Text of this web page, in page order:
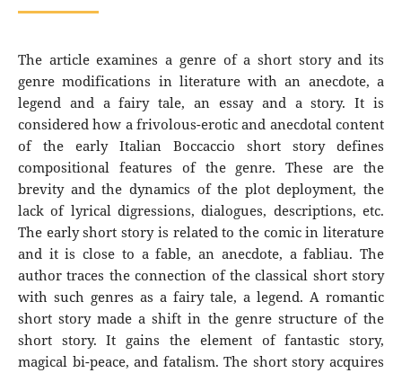
The article examines a genre of a short story and its
genre modifications in literature with an anecdote, a
legend and a fairy tale, an essay and a story. It is
considered how a frivolous-erotic and anecdotal content
of the early Italian Boccaccio short story defines
compositional features of the genre. These are the
brevity and the dynamics of the plot deployment, the
lack of lyrical digressions, dialogues, descriptions, etc.
The early short story is related to the comic in literature
and it is close to a fable, an anecdote, a fabliau. The
author traces the connection of the classical short story
with such genres as a fairy tale, a legend. A romantic
short story made a shift in the genre structure of the
short story. It gains the element of fantastic story,
magical bi-peace, and fatalism. The short story acquires